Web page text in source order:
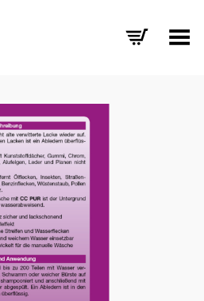
Menü umschalten